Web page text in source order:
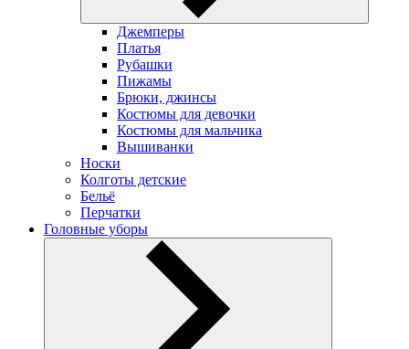
Джемперы
Платья
Рубашки
Пижамы
Брюки, джинсы
Костюмы для девочки
Костюмы для мальчика
Вышиванки
Носки
Колготы детские
Бельё
Перчатки
Головные уборы